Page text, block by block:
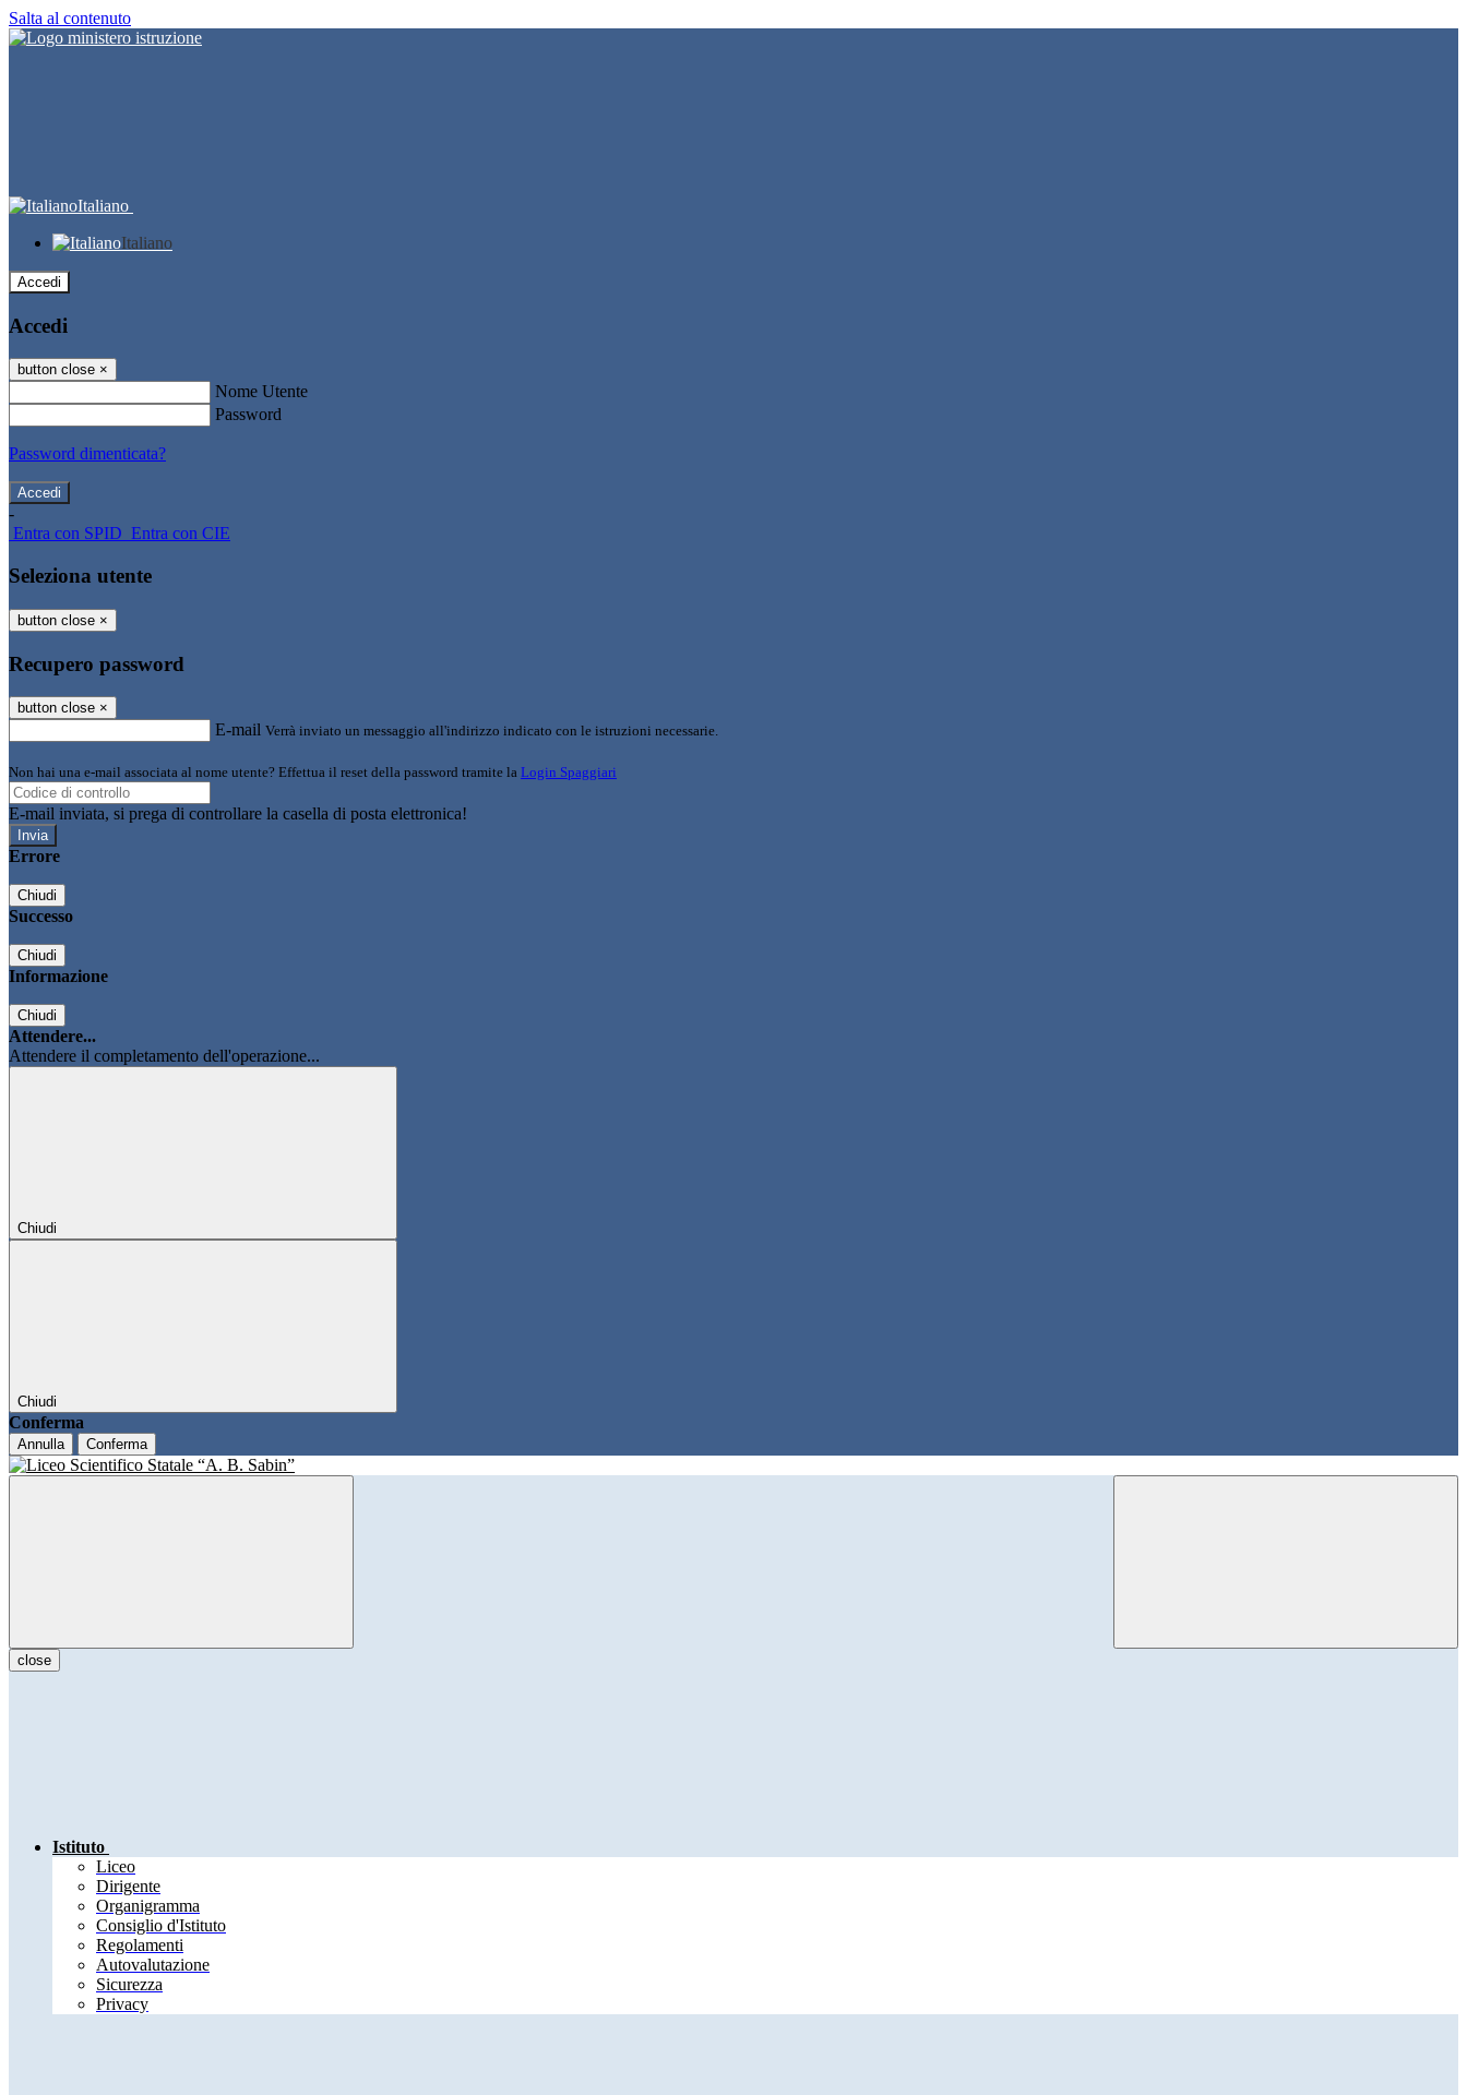
Salta al contenuto
Italiano
Italiano
Accedi
Accedi
button close ×
Nome Utente
Password
Password dimenticata?
-
Entra con SPID Entra con CIE
Seleziona utente
button close ×
Recupero password
button close ×
E-mail Verrà inviato un messaggio all'indirizzo indicato con le istruzioni necessarie.
Non hai una e-mail associata al nome utente? Effettua il reset della password tramite la Login Spaggiari
E-mail inviata, si prega di controllare la casella di posta elettronica!
Errore
Chiudi
Successo
Chiudi
Informazione
Chiudi
Attendere...
Attendere il completamento dell'operazione...
Chiudi
Chiudi
Conferma
Annulla Conferma
close
Istituto
Liceo
Dirigente
Organigramma
Consiglio d'Istituto
Regolamenti
Autovalutazione
Sicurezza
Privacy